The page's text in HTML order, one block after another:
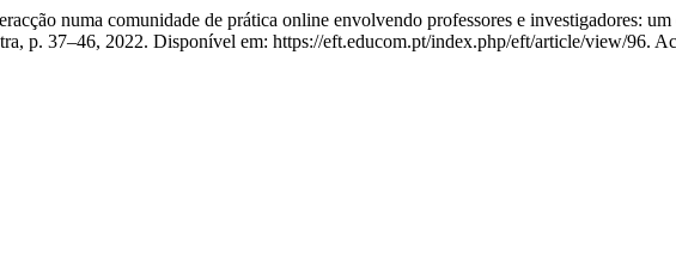
numa comunidade de prática online envolvendo professores e investigadores:
p. 37–46, 2022. Disponível em: https://eft.educom.pt/index.php/eft/article/view/96.